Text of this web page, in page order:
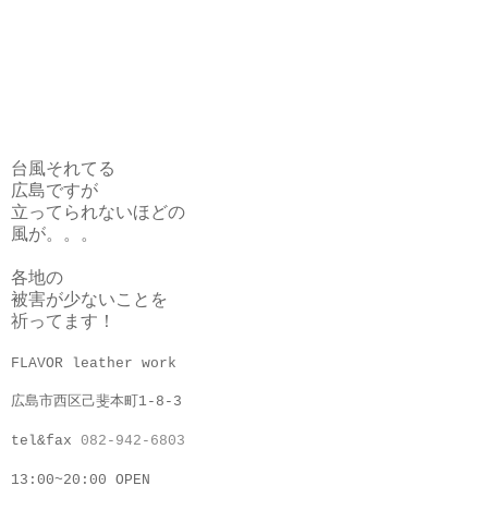
台風それてる
広島ですが
立ってられないほどの
風が。。。
各地の
被害が少ないことを
祈ってます！
FLAVOR leather work
広島市西区己斐本町1-8-3
tel&fax 082-942-6803
13:00~20:00 OPEN